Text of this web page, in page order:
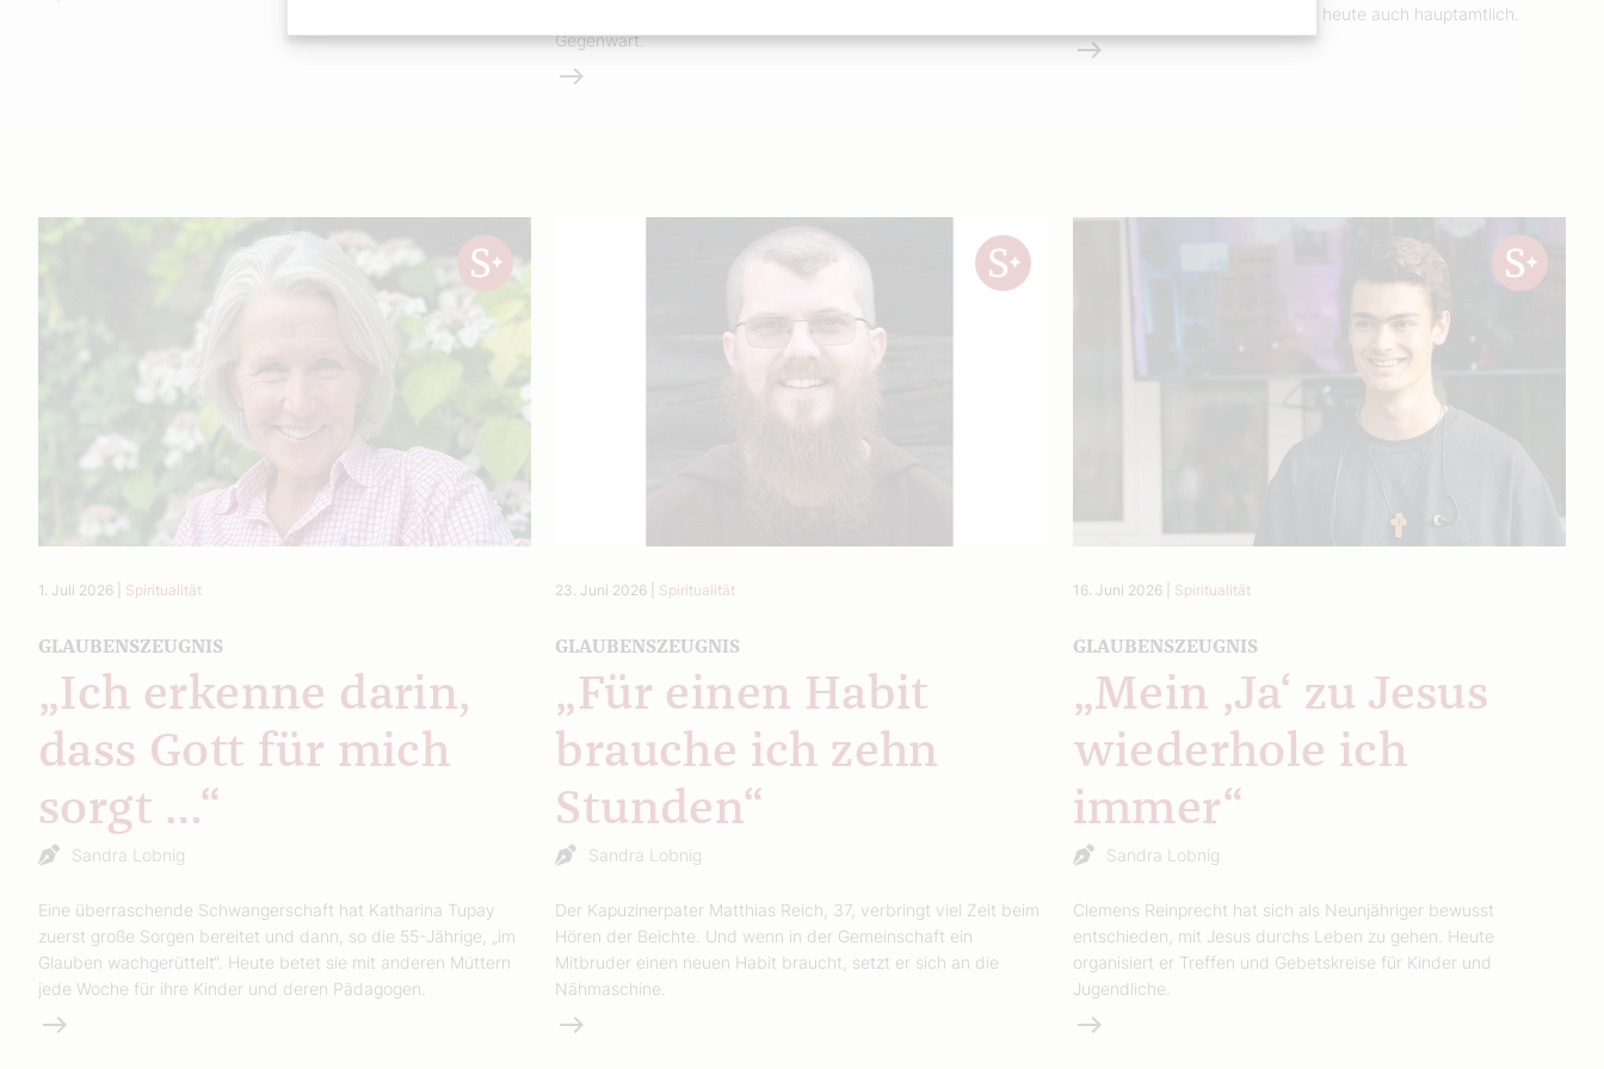
Gegenwart.
Weiterlesen
arbeitet sie in der Pfarr-Caritas, heute auch hauptamtlich.
Weiterlesen
1. Juli 2026 Spiritualität
GLAUBENSZEUGNIS
„Ich erkenne darin,
dass Gott für mich
sorgt …“
Sandra Lobnig
Eine überraschende Schwangerschaft hat Katharina Tupay
zuerst große Sorgen bereitet und dann, so die 55-Jährige, „im
Glauben wachgerüttelt“. Heute betet sie mit anderen Müttern
jede Woche für ihre Kinder und deren Pädagogen.
Weiterlesen
23. Juni 2026 Spiritualität
GLAUBENSZEUGNIS
„Für einen Habit
brauche ich zehn
Stunden“
Sandra Lobnig
Der Kapuzinerpater Matthias Reich, 37, verbringt viel Zeit beim
Hören der Beichte. Und wenn in der Gemeinschaft ein
Mitbruder einen neuen Habit braucht, setzt er sich an die
Nähmaschine.
Weiterlesen
16. Juni 2026| Spiritualität
GLAUBENSZEUGNIS
„Mein ‚Ja‘ zu Jesus
wiederhole ich
immer“
Sandra Lobnig
Clemens Reinprecht hat sich als Neunjähriger bewusst
entschieden, mit Jesus durchs Leben zu gehen. Heute
organisiert er Treffen und Gebetskreise für Kinder und
Jugendliche.
Weiterlesen